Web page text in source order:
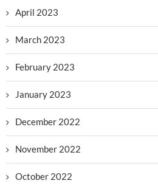
April 2023
March 2023
February 2023
January 2023
December 2022
November 2022
October 2022